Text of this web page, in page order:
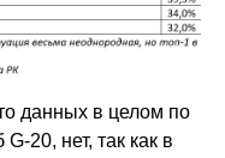
данных в целом по
20, нет, так как в